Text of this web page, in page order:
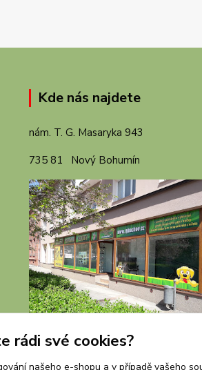
Kde nás najdete
nám. T. G. Masaryka 943
735 81 Nový Bohumín
rádi své cookies?
našeho e-shopu a v případě vašeho